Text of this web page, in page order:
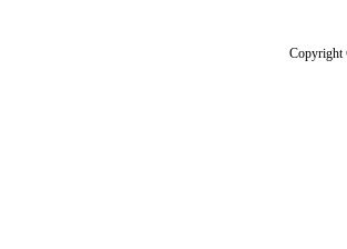
Copyright